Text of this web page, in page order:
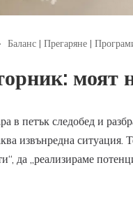
Баланс | Прегаряне |
моят
в петък следобед и
извънредна ситуация.
да „реализираме